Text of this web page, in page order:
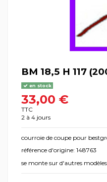
BM 18,5 H 117
en stock
33,00 €
TTC
2 à 4 jours
courroie de coupe pour
référence d'origine: 148763
se monte sur d'autres modèles